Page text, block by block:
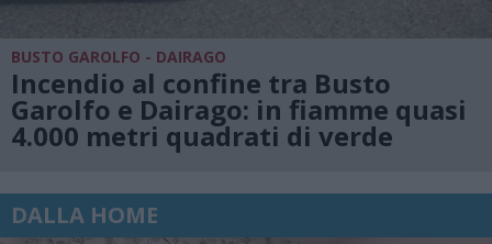
BUSTO GAROLFO - DAIRAGO
Incendio al confine tra Busto
Garolfo e Dairago: in fiamme quasi
4.000 metri quadrati di verde
DALLA HOME